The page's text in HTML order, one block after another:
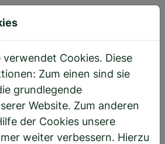
springen
von der Buchhalterin
(Holding) GmbH
verwendet Cookies. Diese
Zum einen sind sie
grundlegende
Website. Zum anderen
der Cookies unsere
weiter verbessern. Hierzu